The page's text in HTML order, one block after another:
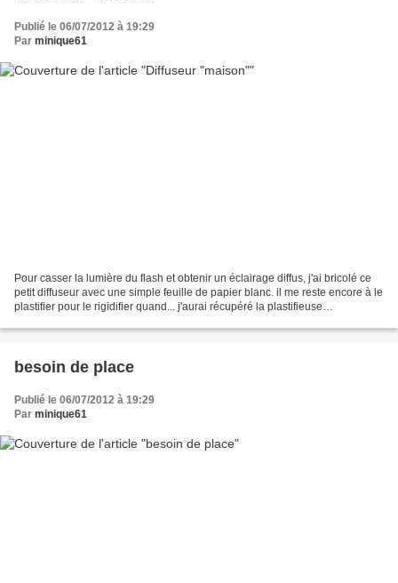
Publié le 06/07/2012 à 19:29
Par minique61
Pour casser la lumière du flash et obtenir un éclairage diffus, j'ai bricolé ce
petit diffuseur avec une simple feuille de papier blanc. il me reste encore à le
plastifier pour le rigidifier quand... j'aurai récupéré la plastifieuse
besoin de place
Publié le 06/07/2012 à 19:29
Par minique61